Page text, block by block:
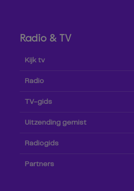
Radio & TV
Kijk tv
Radio
TV-gids
Uitzending gemist
Radiogids
Partners